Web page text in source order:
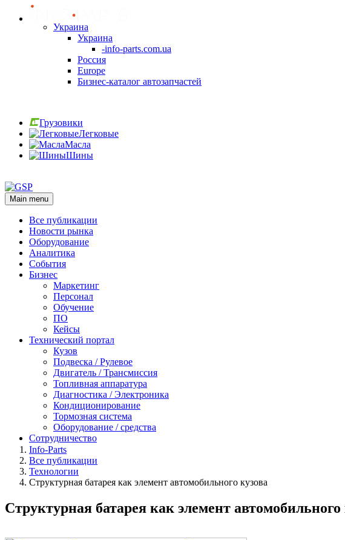
Украина
Украина
-info-parts.com.ua
Россия
Europe
Бизнес-каталог автозапчастей
Грузовики
Легковые
Масла
Шины
Main menu
Все публикации
Новости рынка
Оборудование
Аналитика
События
Бизнес
Маркетинг
Персонал
Обучение
ПО
Кейсы
Технический портал
Кузов
Подвеска / Рулевое
Двигатель / Трансмиссия
Топливная аппаратура
Диагностика / Электроника
Кондиционирование
Тормозная система
Оборудование / средства
Сотрудничество
Info-Parts
Все публикации
Технологии
Структурная батарея как элемент автомобильного кузова
Структурная батарея как элемент автомобильного